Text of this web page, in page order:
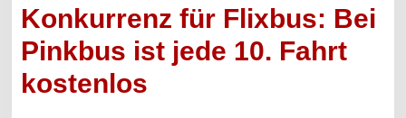
Konkurrenz für Flixbus: Bei
Pinkbus ist jede 10. Fahrt
kostenlos